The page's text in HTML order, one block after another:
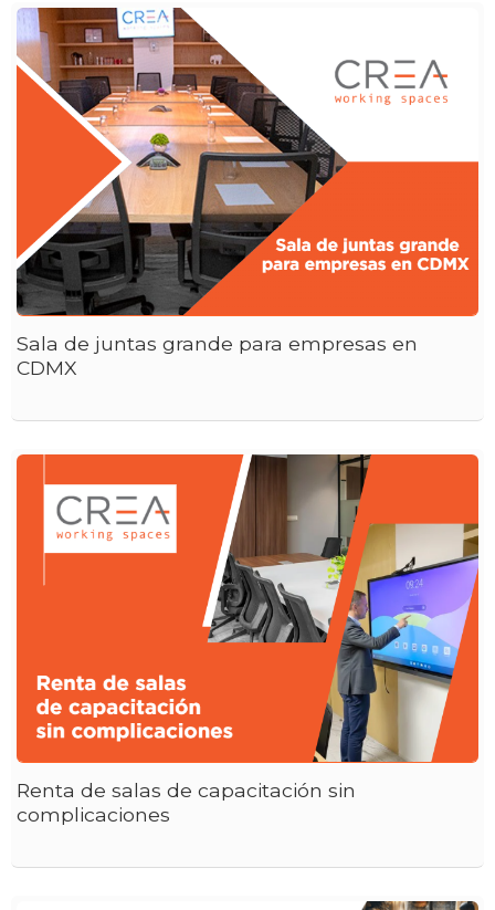
Sala de juntas grande para empresas en
CDMX
Renta de salas de capacitación sin
complicaciones